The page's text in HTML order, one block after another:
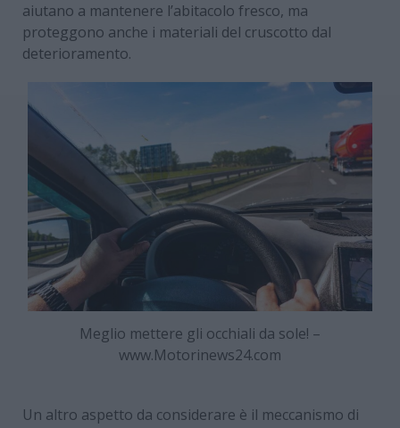
aiutano a mantenere l’abitacolo fresco, ma
proteggono anche i materiali del cruscotto dal
deterioramento.
Meglio mettere gli occhiali da sole! –
www.Motorinews24.com
Un altro aspetto da considerare è il meccanismo di